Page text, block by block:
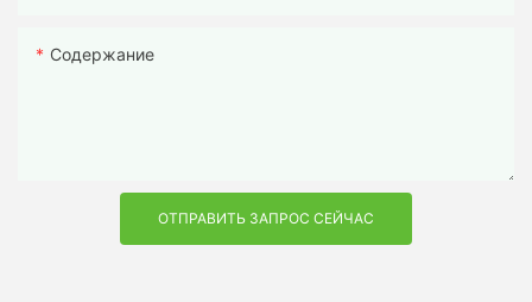
Содержание
ОТПРАВИТЬ ЗАПРОС СЕЙЧАС